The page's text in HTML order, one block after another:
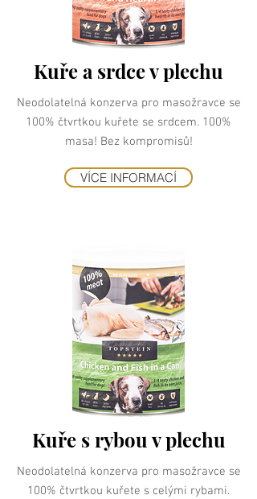
Kuře a srdce v plechu
Neodolatelná konzerva pro masožravce se
100% čtvrtkou kuřete se srdcem. 100%
masa! Bez kompromisů!
VÍCE INFORMACÍ
Kuře s rybou v plechu
Neodolatelná konzerva pro masožravce se
100% čtvrtkou kuřete s celými rybami.